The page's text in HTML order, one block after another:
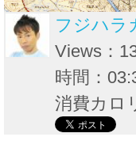
フジハラ
Views：
時間：
消費カロ